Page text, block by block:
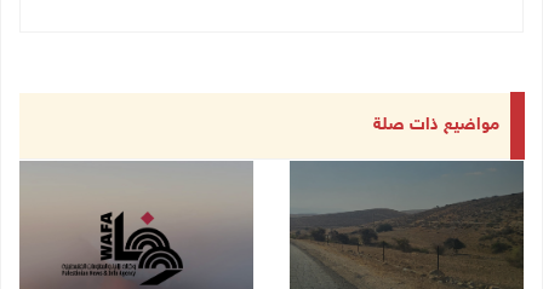
مواضيع ذات صلة